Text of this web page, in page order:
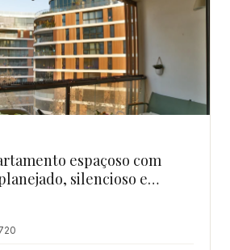
espaçoso com
silencioso e